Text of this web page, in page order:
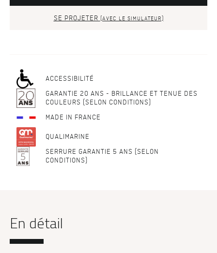
SE PROJETER (AVEC LE SIMULATEUR)
ACCESSIBILITÉ
GARANTIE 20 ANS - BRILLANCE ET TENUE DES
COULEURS (SELON CONDITIONS)
MADE IN FRANCE
QUALIMARINE
SERRURE GARANTIE 5 ANS (SELON
CONDITIONS)
En détail